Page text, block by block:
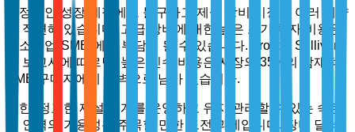
긍정적인 성장 궤적에도 불구하고 제설 장비 시장은 여러 제약
에 직면해 있습니다. 고급 장비에 대한 높은 초기 투자 비용은
중소기업(SME)에게 부담이 될 수 있습니다. Frost & Sullivan
의 보고서에 따르면, 높은 인수 비용은 시장의 35%의 잠재적
SME 구매자에게 장벽으로 남아 있습니다.
또한, 정교한 제설 기계를 운영하고 유지 관리할 수 있는 숙련
된 인력의 가용성은 주목할 만한 도전 과제입니다. 장비 딜러